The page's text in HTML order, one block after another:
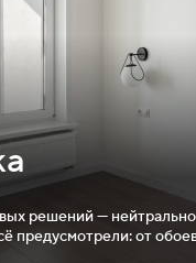
решений —
предусмотрели: от